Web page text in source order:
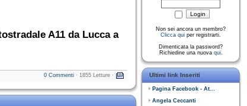
A11 da Lucca a
0 Commenti · 1855 Letture ·
Non sei ancora un membro?
Clicca qui per registrarti.
Dimenticata la password?
Richiedine una nuova qui.
Ultimi link Inseriti
Pagina Facebook - At...
Angela Ceccanti